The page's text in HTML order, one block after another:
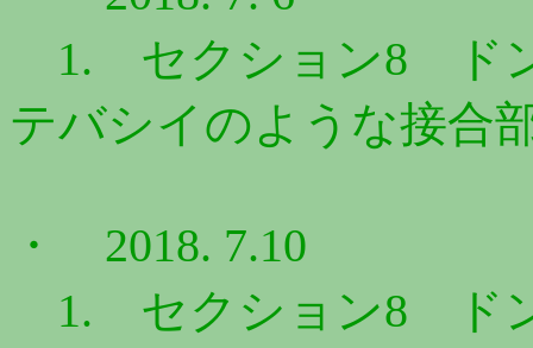
1. セクション8 ドン
テバシイのような接合
・ 2018. 7.10
1. セクション8 ドン